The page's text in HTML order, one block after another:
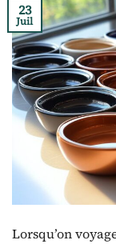
23
Juil
Lorsqu’on